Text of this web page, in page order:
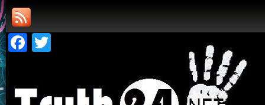
Facebook